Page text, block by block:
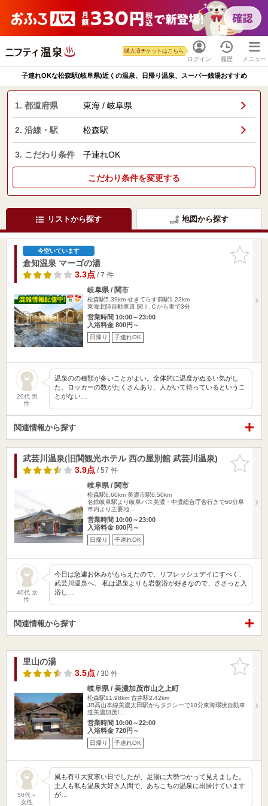
ログイン
購入済チケットはこちら
履歴 メニュー
子連れOKな松森駅(岐阜県)近くの温泉、日帰り温泉、スーパー銭湯おすすめ
1. 都道府県 東海 / 岐阜県
2. 沿線・駅 松森駅
3. こだわり条件 子連れOK
こだわり条件を変更する
リストから探す 地図から探す
お気に入
りに追加
今空いています
倉知温泉 マーゴの湯
3.3点/ 7 件
岐阜県 / 関市
松森駅5.39km せきてらす前駅1.22km
東海北陸自動車道 関Ｉ.Ｃから車で3分
営業時間 10:00～23:00
入浴料金 800円～
日帰り 子連れOK
20代 男
性
温泉のの種類が多いことがよい。全体的に温度がぬるい気がし
た。ロッカーの数がたくさんあり、人がいて待っているというこ
とがない…
関連情報から探す
お気に入
りに追加
武芸川温泉(旧関観光ホテル 西の屋別館 武芸川温泉)
3.9点/ 57 件
岐阜県 / 関市
松森駅6.60km 美濃市駅6.50km
名鉄岐阜駅より岐阜バス美濃・中濃総合庁舎行きで60分阜
市内より主要地…
営業時間 10:00～23:00
入浴料金 800円～
日帰り 子連れOK
40代 女
性
今日は急遽お休みがもらえたので、リフレッシュデイにすべく、
武芸川温泉へ。 私は温泉よりも岩盤浴が好きなので、ささっと入
浴し…
関連情報から探す
お気に入
りに追加
里山の湯
3.5点/ 30 件
岐阜県 / 美濃加茂市山之上町
松森駅11.98km 古井駅2.42km
JR高山本線美濃太田駅からタクシーで10分東海環状自動車
道美濃加茂I…
営業時間 10:00～22:00
入浴料金 720円～
日帰り 子連れOK
50代～
女性
風も有り大変寒い日でしたが、足湯に大勢つかって見えました。
主人も私も温泉大好き人間で、あちこちの温泉に出掛けています
が…